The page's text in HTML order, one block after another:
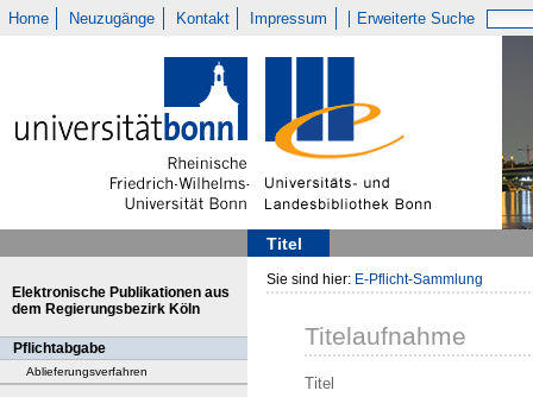
Home Neuzugänge Kontakt Impressum Erweiterte Suche
Titel
Elektronische Publikationen aus
dem Regierungsbezirk Köln
Pflichtabgabe
Ablieferungsverfahren
Sie sind hier: E-Pflicht-Sammlung
Titelaufnahme
Titel